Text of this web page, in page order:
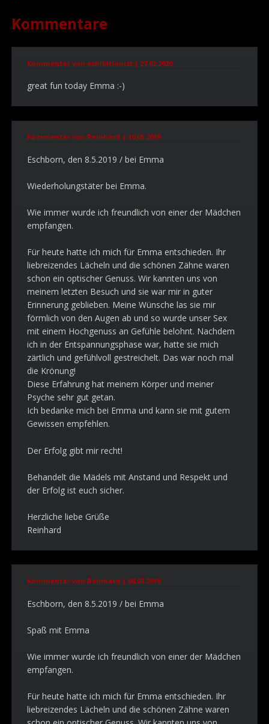
Kommentare
Kommentar von exhibitionist | 27.02.2020
great fun today Emma :-)
Kommentar von Reinhard | 10.05.2019
Eschborn, den 8.5.2019 / bei Emma
Wiederholungstäter bei Emma.
Wie immer wurde ich freundlich von einer der Mädchen
empfangen.
Für heute hatte ich mich für Emma entschieden. Ihr
liebreizendes Lächeln und die schönen Zähne waren
schon ein optischer Genuss. Wir kannten uns von
meinem letzten Besuch und sie war mir in guter
Erinnerung geblieben. Meine Wünsche las sie mir
förmlich von den Augen ab und so wurde unser Sex
mit einem Hochgenuss an Gefühle belohnt. Nachdem
ich in der Entspannungsphase war, hatte sie mich
zärtlich und gefühlvoll gestreichelt. Das war noch mal
die Krönung!
Diese Erfahrung hat meinem Körper und meiner
Psyche sehr gut getan.
Ich bedanke mich bei Emma und kann sie mit gutem
Gewissen empfehlen.
Der Erfolg gibt mir recht!
Behandelt die Mädels mit Anstand und Respekt und
der Erfolg ist euch sicher.
Herzliche liebe Grüße
Reinhard
Kommentar von Reinhard | 08.05.2019
Eschborn, den 8.5.2019 / bei Emma
Spaß mit Emma
Wie immer wurde ich freundlich von einer der Mädchen
empfangen.
Für heute hatte ich mich für Emma entschieden. Ihr
liebreizendes Lächeln und die schönen Zähne waren